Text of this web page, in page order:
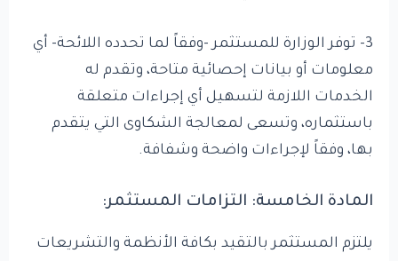
3- توفر الوزارة للمستثمر -وفقاً لما تحدده اللائحة- أي
معلومات أو بيانات إحصائية متاحة، وتقدم له
الخدمات اللازمة لتسهيل أي إجراءات متعلقة
باستثماره، وتسعى لمعالجة الشكاوى التي يتقدم
بها، وفقاً لإجراءات واضحة وشفافة.
المادة الخامسة: التزامات المستثمر:
يلتزم المستثمر بالتقيد بكافة الأنظمة والتشريعات